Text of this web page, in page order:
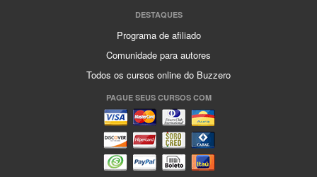
DESTAQUES
Programa de afiliado
Comunidade para autores
Todos os cursos online do Buzzero
PAGUE SEUS CURSOS COM